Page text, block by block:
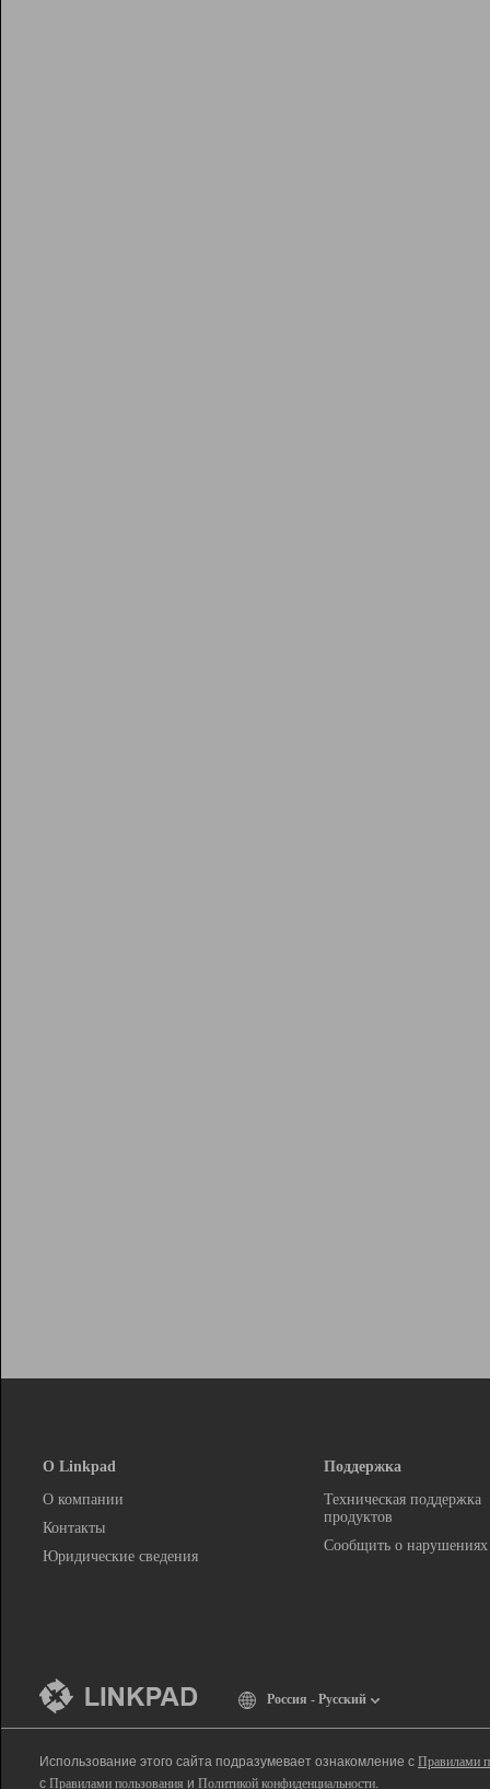
О Linkpad
О компании
Контакты
Юридические сведения
Поддержка
Техническая поддержка
продуктов
Сообщить о нарушениях
Россия - Русский
Использование этого сайта подразумевает ознакомление с Правилами
с Правилами пользования и Политикой конфиденциальности.